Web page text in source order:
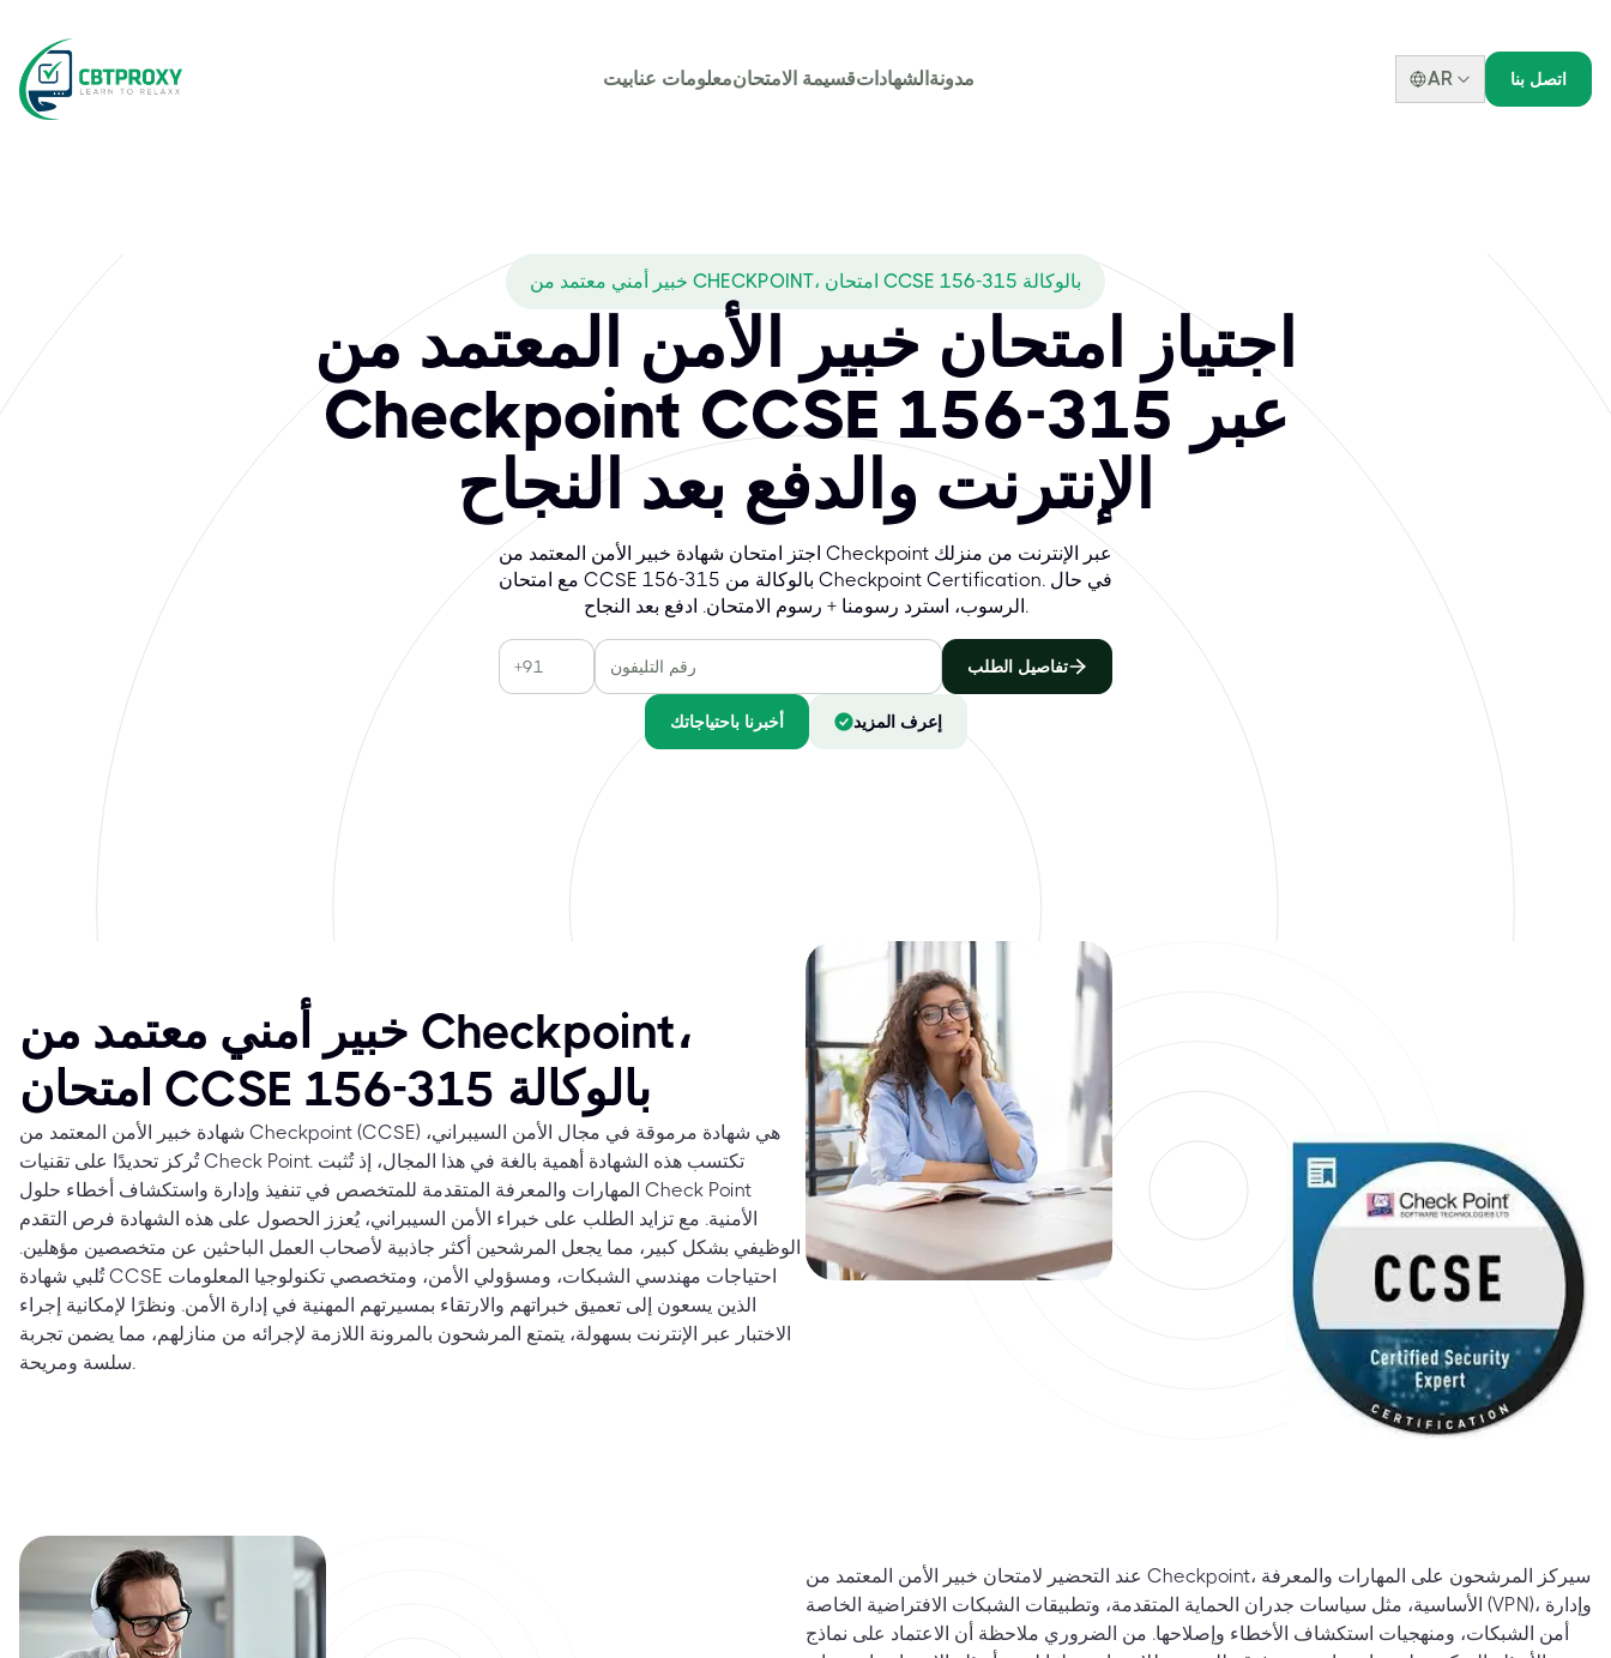
بيتمعلومات عناقسيمة الامتحانالشهاداتمدونة AR اتصل بنا
خبير أمني معتمد من CHECKPOINT، امتحان CCSE 156-315 بالوكالة
اجتياز امتحان خبير الأمن المعتمد من
Checkpoint CCSE 156-315 عبر
الإنترنت والدفع بعد النجاح
اجتز امتحان شهادة خبير الأمن المعتمد من Checkpoint عبر الإنترنت من منزلك
مع امتحان CCSE 156-315 بالوكالة من Checkpoint Certification. في حال
الرسوب، استرد رسومنا + رسوم الامتحان. ادفع بعد النجاح.
تفاصيل الطلب
أخبرنا باحتياجاتك إعرف المزيد
خبير أمني معتمد من Checkpoint،
امتحان CCSE 156-315 بالوكالة
شهادة خبير الأمن المعتمد من Checkpoint (CCSE) هي شهادة مرموقة في مجال الأمن السيبراني،
تُركز تحديدًا على تقنيات Check Point. تكتسب هذه الشهادة أهمية بالغة في هذا المجال، إذ تُثبت
المهارات والمعرفة المتقدمة للمتخصص في تنفيذ وإدارة واستكشاف أخطاء حلول Check Point
الأمنية. مع تزايد الطلب على خبراء الأمن السيبراني، يُعزز الحصول على هذه الشهادة فرص التقدم
الوظيفي بشكل كبير، مما يجعل المرشحين أكثر جاذبية لأصحاب العمل الباحثين عن متخصصين مؤهلين.
تُلبي شهادة CCSE احتياجات مهندسي الشبكات، ومسؤولي الأمن، ومتخصصي تكنولوجيا المعلومات
الذين يسعون إلى تعميق خبراتهم والارتقاء بمسيرتهم المهنية في إدارة الأمن. ونظرًا لإمكانية إجراء
الاختبار عبر الإنترنت بسهولة، يتمتع المرشحون بالمرونة اللازمة لإجرائه من منازلهم، مما يضمن تجربة
سلسة ومريحة.
عند التحضير لامتحان خبير الأمن المعتمد من Checkpoint، سيركز المرشحون على المهارات والمعرفة
الأساسية، مثل سياسات جدران الحماية المتقدمة، وتطبيقات الشبكات الافتراضية الخاصة (VPN)، وإدارة
أمن الشبكات، ومنهجيات استكشاف الأخطاء وإصلاحها. من الضروري ملاحظة أن الاعتماد على نماذج